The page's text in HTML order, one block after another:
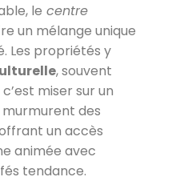
le centre
un mélange unique
Les propriétés y
, souvent
miser sur un
des
un accès
animée avec
tendance.